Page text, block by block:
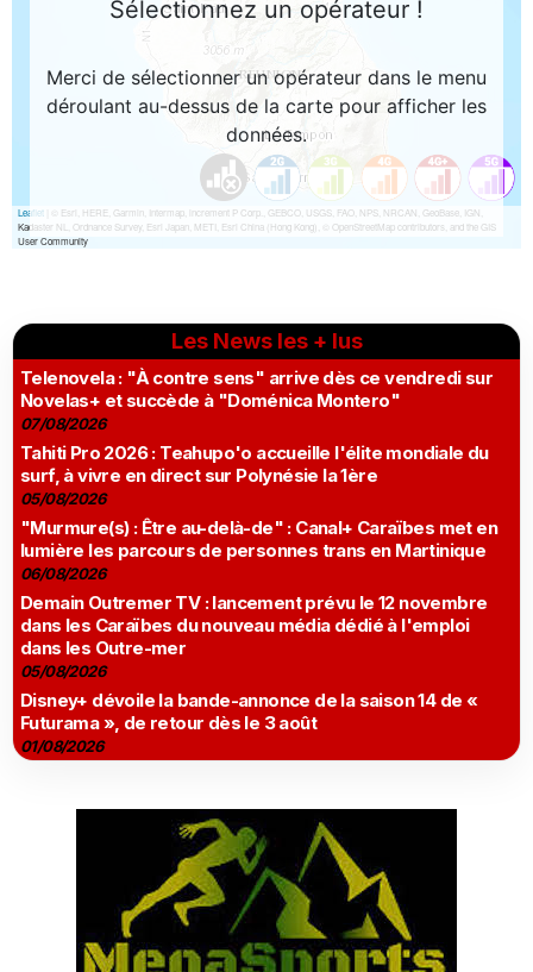
Les News les + lus
Telenovela : "À contre sens" arrive dès ce vendredi sur
Novelas+ et succède à "Doménica Montero"
07/08/2026
Tahiti Pro 2026 : Teahupo'o accueille l'élite mondiale du
surf, à vivre en direct sur Polynésie la 1ère
05/08/2026
"Murmure(s) : Être au-delà-de" : Canal+ Caraïbes met en
lumière les parcours de personnes trans en Martinique
06/08/2026
Demain Outremer TV : lancement prévu le 12 novembre
dans les Caraïbes du nouveau média dédié à l'emploi
dans les Outre-mer
05/08/2026
Disney+ dévoile la bande-annonce de la saison 14 de «
Futurama », de retour dès le 3 août
01/08/2026